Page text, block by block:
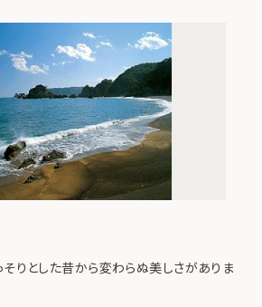
そりとした昔から変わらぬ美しさがありま